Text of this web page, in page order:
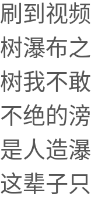
刷到视
树瀑布
树我不
不绝的
是人造
这辈子